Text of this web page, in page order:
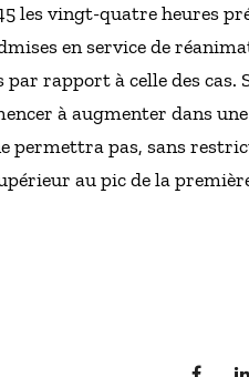
les vingt-quatre heures
en service de
par rapport à celle des
à augmenter dans
permettra pas, sans
au pic de la